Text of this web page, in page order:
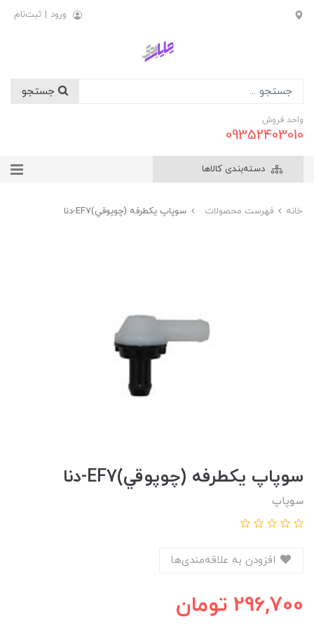
ورود | ثبت‌نام
واحد فروش
09352403010
دسته‌بندی کالاها
خانه فهرست محصولات سوپاپ يکطرفه (چوپوقي)EF7-دنا
سوپاپ يکطرفه (چوپوقي)EF7-دنا
سوپاپ
296,700 تومان